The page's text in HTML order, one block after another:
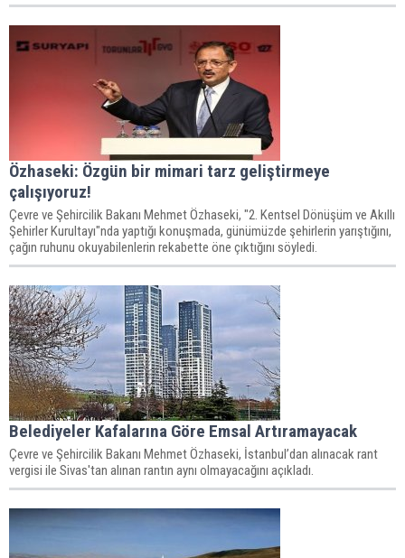
Özhaseki: Özgün bir mimari tarz geliştirmeye
çalışıyoruz!
Çevre ve Şehircilik Bakanı Mehmet Özhaseki, "2. Kentsel Dönüşüm ve Akıllı
Şehirler Kurultayı"nda yaptığı konuşmada, günümüzde şehirlerin yarıştığını,
çağın ruhunu okuyabilenlerin rekabette öne çıktığını söyledi.
Belediyeler Kafalarına Göre Emsal Artıramayacak
Çevre ve Şehircilik Bakanı Mehmet Özhaseki, İstanbul’dan alınacak rant
vergisi ile Sivas'tan alınan rantın aynı olmayacağını açıkladı.